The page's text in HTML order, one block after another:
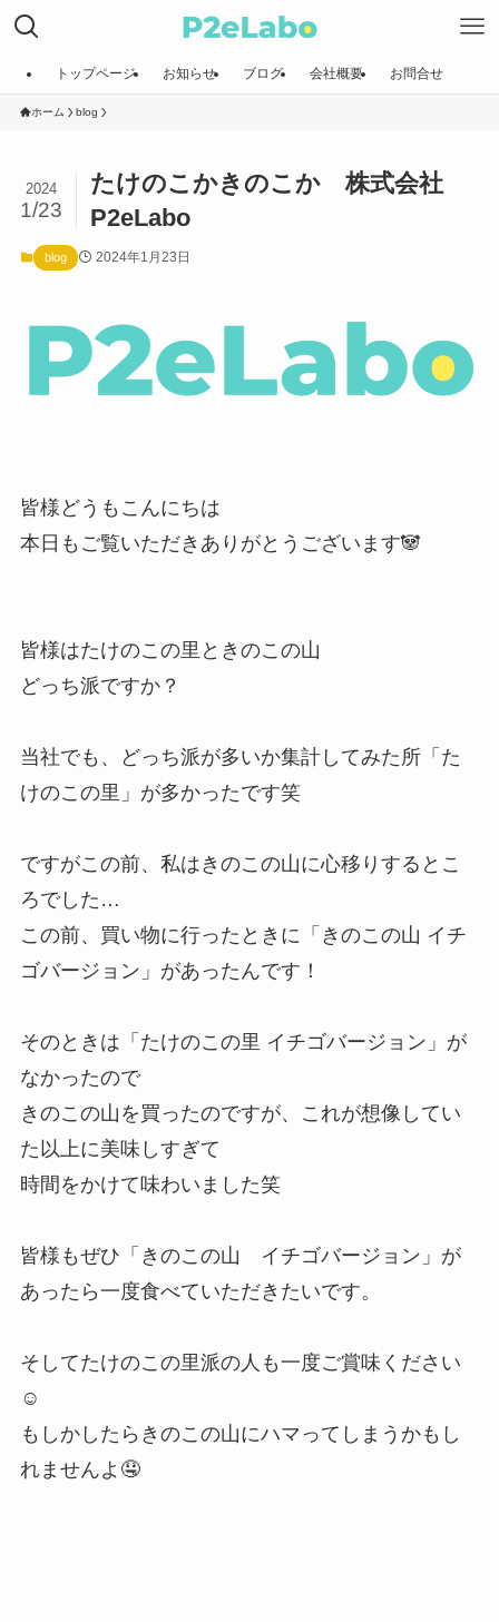
トップページ お知らせ ブログ 会社概要 お問合せ
ホーム blog
たけのこかきのこか 株式会社
P2eLabo
2024
1/23
blog 2024年1月23日
皆様どうもこんにちは
本日もご覧いただきありがとうございます🐼
皆様はたけのこの里ときのこの山
どっち派ですか？
当社でも、どっち派が多いか集計してみた所「た
けのこの里」が多かったです笑
ですがこの前、私はきのこの山に心移りするとこ
ろでした…
この前、買い物に行ったときに「きのこの山 イチ
ゴバージョン」があったんです！
そのときは「たけのこの里 イチゴバージョン」が
なかったので
きのこの山を買ったのですが、これが想像してい
た以上に美味しすぎて
時間をかけて味わいました笑
皆様もぜひ「きのこの山 イチゴバージョン」が
あったら一度食べていただきたいです。
そしてたけのこの里派の人も一度ご賞味ください
☺
もしかしたらきのこの山にハマってしまうかもし
れませんよ🤤